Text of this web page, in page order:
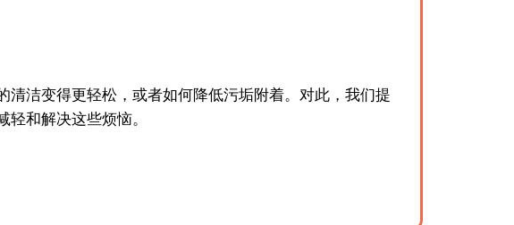
清洁变得更轻松，或者如何降低污垢附着。对此，我们提
和解决这些烦恼。